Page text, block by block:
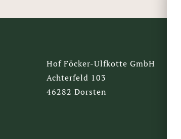
Hof Föcker-Ulfkotte GmbH
Achterfeld 103
46282 Dorsten